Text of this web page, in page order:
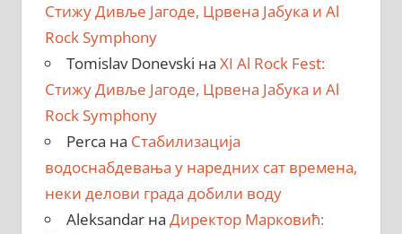
Стижу Дивље Јагоде, Црвена Јабука и Al
Rock Symphony
Tomislav Donevski на XI Al Rock Fest:
Стижу Дивље Јагоде, Црвена Јабука и Al
Rock Symphony
Perca на Стабилизација
водоснабдевања у наредних сат времена,
неки делови града добили воду
Aleksandarна Директор Марковић: